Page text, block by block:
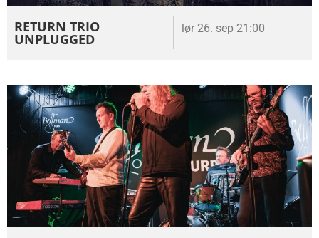
RETURN TRIO
UNPLUGGED
lør 26. sep 21:00